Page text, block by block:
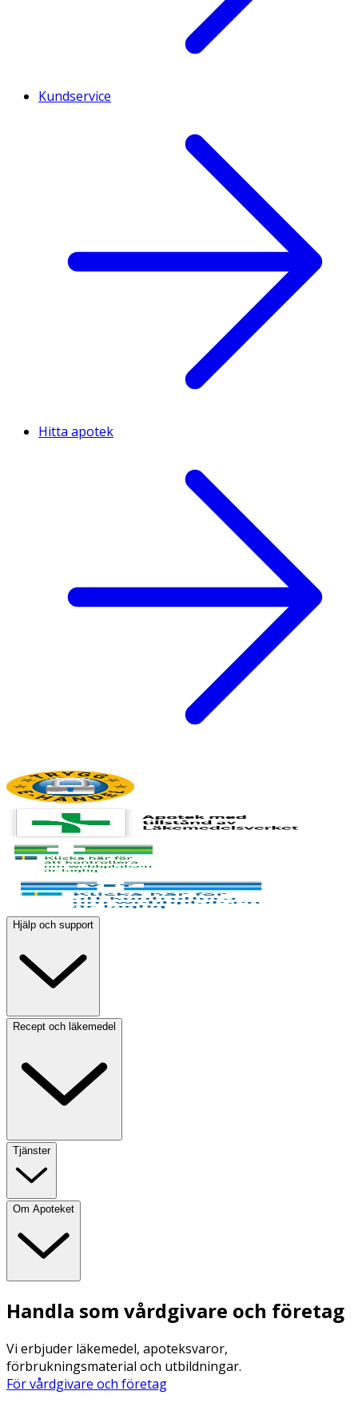
Kundservice
Hitta apotek
Hjälp och support
Recept och läkemedel
Tjänster
Om Apoteket
Handla som vårdgivare och företag
Vi erbjuder läkemedel, apoteksvaror,
förbrukningsmaterial och utbildningar.
För vårdgivare och företag